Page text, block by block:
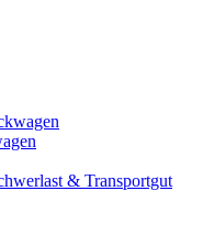
& Transportgut